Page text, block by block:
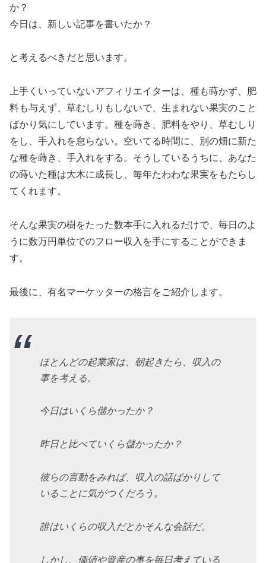
か？
今日は、新しい記事を書いたか？
と考えるべきだと思います。
上手くいっていないアフィリエイターは、種も蒔かず、肥
料も与えず、草むしりもしないで、生まれない果実のこと
ばかり気にしています。種を蒔き、肥料をやり、草むしり
をし、手入れを怠らない。空いてる時間に、別の畑に新た
な種を蒔き、手入れをする。そうしているうちに、あなた
の蒔いた種は大木に成長し、毎年たわわな果実をもたらし
てくれます。
そんな果実の樹をたった数本手に入れるだけで、毎日のよ
うに数万円単位でのフロー収入を手にすることができま
す。
最後に、有名マーケッターの格言をご紹介します。
ほとんどの起業家は、朝起きたら、収入の
事を考える。
今日はいくら儲かったか？
昨日と比べていくら儲かったか？
彼らの言動をみれば、収入の話ばかりして
いることに気がつくだろう。
誰はいくらの収入だとかそんな会話だ。
しかし、価値や資産の事を毎日考えている